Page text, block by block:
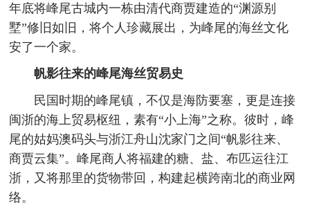
年底将峰尾古城内一栋由清代商贾建造的“渊源别
墅”修旧如旧，将个人珍藏展出，为峰尾的海丝文化
安了一个家。
帆影往来的峰尾海丝贸易史
民国时期的峰尾镇，不仅是海防要塞，更是连接
闽浙的海上贸易枢纽，素有“小上海”之称。彼时，峰
尾的姑妈澳码头与浙江舟山沈家门之间“帆影往来、
商贾云集”。峰尾商人将福建的糖、盐、布匹运往江
浙，又将那里的货物带回，构建起横跨南北的商业网
络。